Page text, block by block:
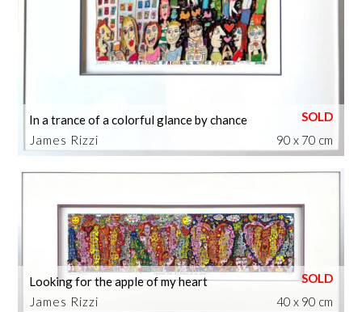
James Rizzi
In a trance of a colorful glance by chance
90 x 70 cm
James Rizzi
Looking for the apple of my heart
40 x 90 cm